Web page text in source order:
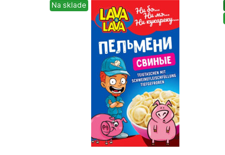
Na sklade